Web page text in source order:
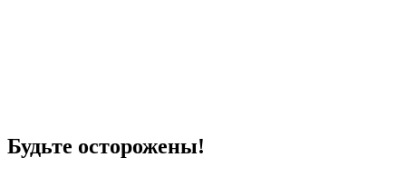
Будьте осторожены!